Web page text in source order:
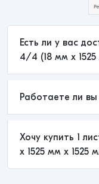
Есть ли у вас
4/4 (18 мм x
Работаете ли
Хочу купить 1
x 1525 мм x 1525